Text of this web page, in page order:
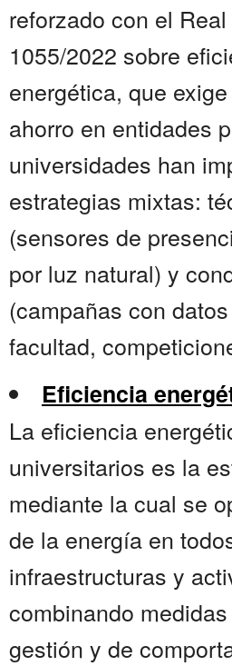
reforzado con el
1055/2022 sobre
energética, que
ahorro en entidades
universidades han
estrategias mixtas:
(sensores de
por luz natural) y
(campañas con
facultad,
Eficiencia
La eficiencia
universitarios es la
mediante la cual se
de la energía en
infraestructuras y
combinando
gestión y de